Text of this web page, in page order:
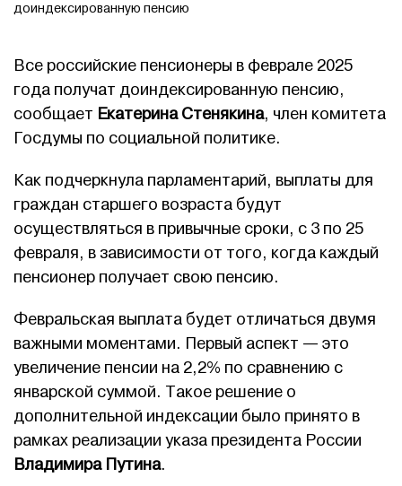
доиндексированную пенсию
Все российские пенсионеры в феврале 2025
года получат доиндексированную пенсию,
сообщает Екатерина Стенякина, член комитета
Госдумы по социальной политике.
Как подчеркнула парламентарий, выплаты для
граждан старшего возраста будут
осуществляться в привычные сроки, с 3 по 25
февраля, в зависимости от того, когда каждый
пенсионер получает свою пенсию.
Февральская выплата будет отличаться двумя
важными моментами. Первый аспект — это
увеличение пенсии на 2,2% по сравнению с
январской суммой. Такое решение о
дополнительной индексации было принято в
рамках реализации указа президента России
Владимира Путина.